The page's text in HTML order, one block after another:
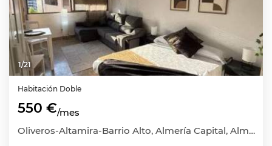
1/21
Habitación Doble
550 €/mes
Oliveros-Altamira-Barrio Alto, Almería Capital, Almería